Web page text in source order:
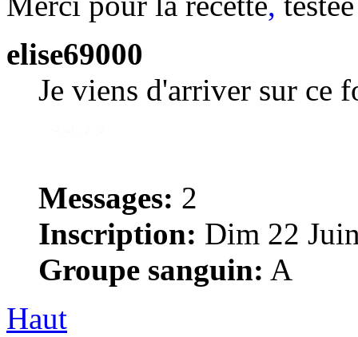
elise69000
Je viens d'arriver sur ce
Messages: 2
Inscription: Dim 22
Groupe sanguin: A
Haut